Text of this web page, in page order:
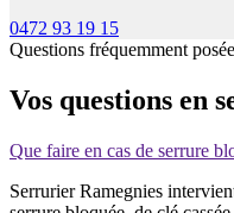
0472 93 19 15
Questions fréquemment
Vos questions en
Que faire en cas de serrure
Serrurier Ramegnies